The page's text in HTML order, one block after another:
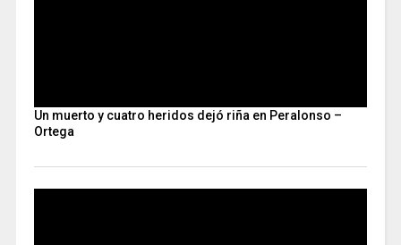
Un muerto y cuatro heridos dejó riña en Peralonso –
Ortega